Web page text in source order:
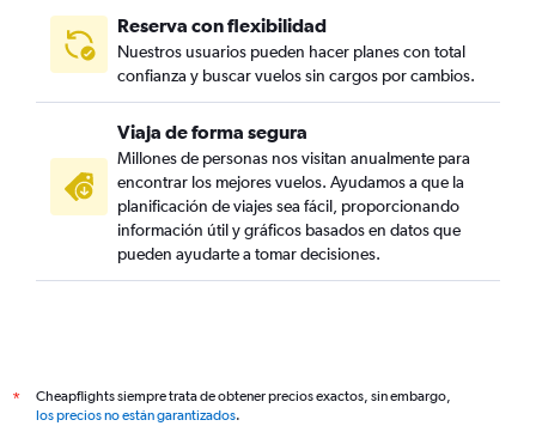
Reserva con flexibilidad
Nuestros usuarios pueden hacer planes con total
confianza y buscar vuelos sin cargos por cambios.
Viaja de forma segura
Millones de personas nos visitan anualmente para
encontrar los mejores vuelos. Ayudamos a que la
planificación de viajes sea fácil, proporcionando
información útil y gráficos basados en datos que
pueden ayudarte a tomar decisiones.
*
Cheapflights siempre trata de obtener precios exactos, sin embargo,
los precios no están garantizados.